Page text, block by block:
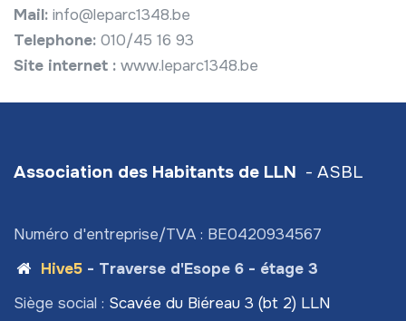
Mail: info@leparc1348.be
Telephone: 010/45 16 93
Site internet : www.leparc1348.be
Association des Habitants de LLN - ASBL
Numéro d'entreprise/TVA : BE0420934567
Hive5- Traverse d'Esope 6 - étage 3
Siège social : Scavée du Biéreau 3 (bt 2) LLN